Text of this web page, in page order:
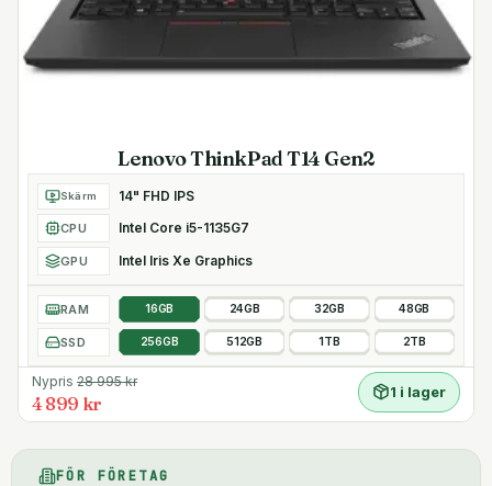
Lenovo ThinkPad T14 Gen2
Skärm 14" FHD IPS
CPU Intel Core i5-1135G7
GPU Intel Iris Xe Graphics
RAM 16GB 24GB 32GB 48GB
SSD 256GB 512GB 1TB 2TB
Nypris 28 995kr
4 899 kr
1 i lager
FÖR FÖRETAG